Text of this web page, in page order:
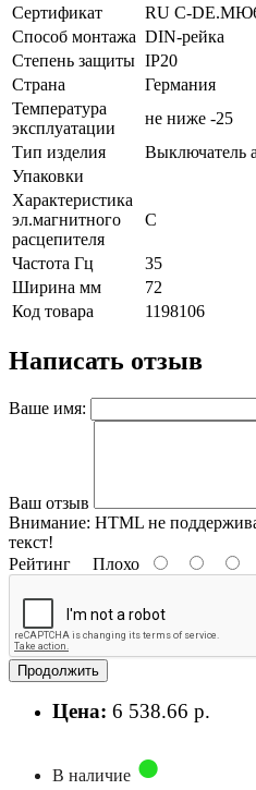
Сертификат
RU C-
Способ монтажа DIN-рейка
Степень защиты IP20
Страна
Германия
Температура
эксплуатации
не ниже -25
Тип изделия
Выключатель
Упаковки
Характеристика
эл.магнитного
расцепителя
C
Частота Гц
35
Ширина мм
72
Код товара
1198106
Написать отзыв
Ваше имя:
Ваш отзыв
Внимание: HTML не
текст!
Рейтинг Плохо
Продолжить
Цена: 6 538.66 р.
В наличие